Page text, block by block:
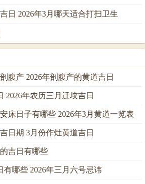
日 2026年3月哪天适合打扫卫生
腹产 2026年剖腹产的黄道吉日
2026年农历三月迁坟吉日
床日子有哪些 2026年3月黄道一览表
日期 3月份作灶黄道吉日
吉日有哪些
有哪些 2026年三月六号忌讳